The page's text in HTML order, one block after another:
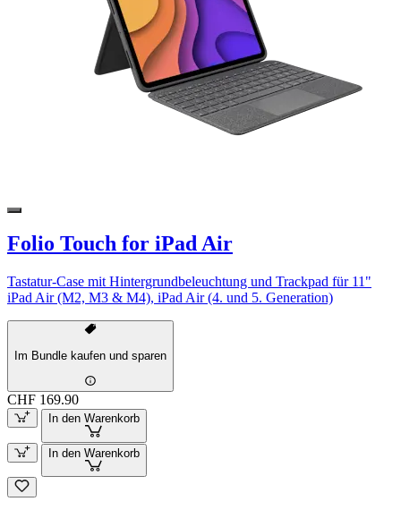
Folio Touch for iPad Air
Tastatur-Case mit Hintergrundbeleuchtung und Trackpad für 11"
iPad Air (M2, M3 & M4), iPad Air (4. und 5. Generation)
Im Bundle kaufen und sparen
CHF 169.90
In den Warenkorb
In den Warenkorb